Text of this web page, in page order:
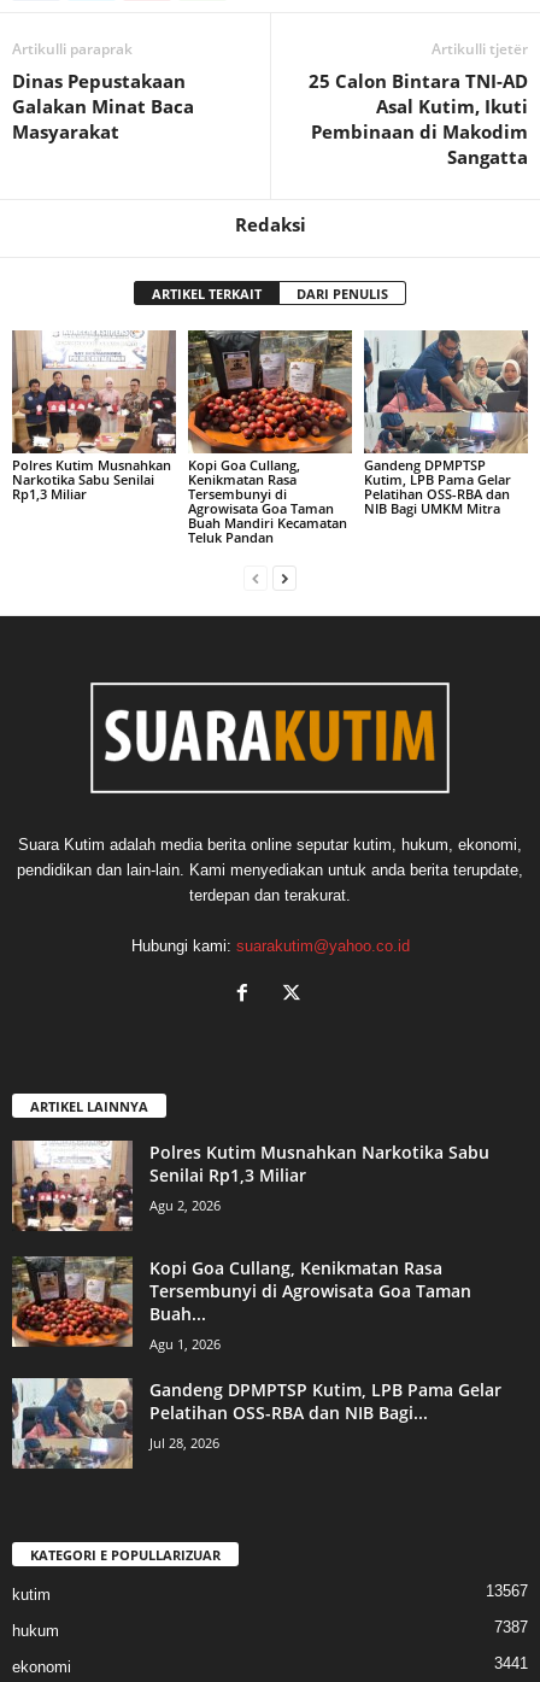
Artikulli paraprak
Dinas Pepustakaan
Galakan Minat Baca
Masyarakat
Artikulli tjetër
25 Calon Bintara TNI-AD
Asal Kutim, Ikuti
Pembinaan di Makodim
Sangatta
Redaksi
ARTIKEL TERKAIT DARI PENULIS
Polres Kutim Musnahkan
Narkotika Sabu Senilai
Rp1,3 Miliar
Kopi Goa Cullang,
Kenikmatan Rasa
Tersembunyi di
Agrowisata Goa Taman
Buah Mandiri Kecamatan
Teluk Pandan
Gandeng DPMPTSP
Kutim, LPB Pama Gelar
Pelatihan OSS-RBA dan
NIB Bagi UMKM Mitra
Suara Kutim adalah media berita online seputar kutim, hukum, ekonomi,
pendidikan dan lain-lain. Kami menyediakan untuk anda berita terupdate,
terdepan dan terakurat.
Hubungi kami: suarakutim@yahoo.co.id
ARTIKEL LAINNYA
Polres Kutim Musnahkan Narkotika Sabu
Senilai Rp1,3 Miliar
Agu 2, 2026
Kopi Goa Cullang, Kenikmatan Rasa
Tersembunyi di Agrowisata Goa Taman
Buah...
Agu 1, 2026
Gandeng DPMPTSP Kutim, LPB Pama Gelar
Pelatihan OSS-RBA dan NIB Bagi...
Jul 28, 2026
KATEGORI E POPULLARIZUAR
kutim 13567
hukum 7387
ekonomi 3441